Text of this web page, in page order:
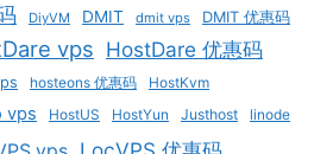
DiyVM DMIT dmit vps DMIT 优惠码
vps HostDare 优惠码
hosteons 优惠码 HostKvm
vps HostUS HostYun Justhost linode